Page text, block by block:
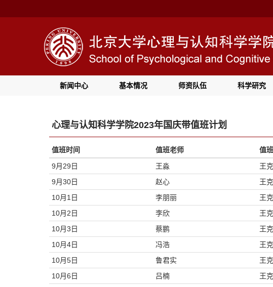
新闻中心 基本情况 师资队伍 科学研究
心理与认知科学学院2023年国庆带值班计划
值班时间 值班老师 值
9月29日
王淼 王
9月30日
赵心 王
10月1日
李朋丽 王
10月2日
李欣 王
10月3日
蔡鹏 王
10月4日
冯浩 王
10月5日
鲁君实 王
10月6日
吕楠 王